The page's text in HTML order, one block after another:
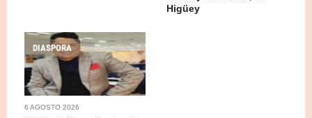
Higüey
DIASPORA
6 AGOSTO 2026